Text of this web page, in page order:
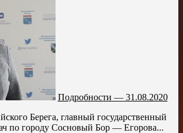
Подробности — 31.08.2020
Берега, главный государственный
по городу Сосновый Бор — Егорова...